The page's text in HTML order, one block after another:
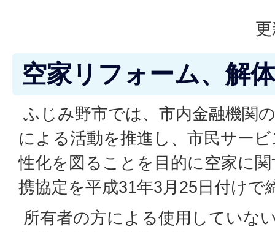
空家リフォーム、解
ふじみ野市では、市内金融機関
による活動を推進し、市民サー
性化を図ることを目的に空家に
携協定を平成31年3月25日付けで
所有者の方による使用していな